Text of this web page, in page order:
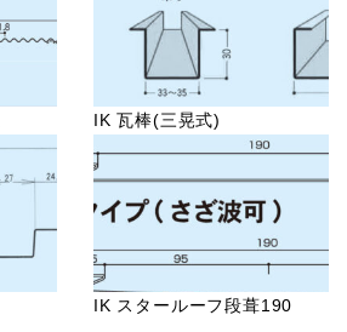
IK 瓦棒(三晃式)
IK スタールーフ段葺190